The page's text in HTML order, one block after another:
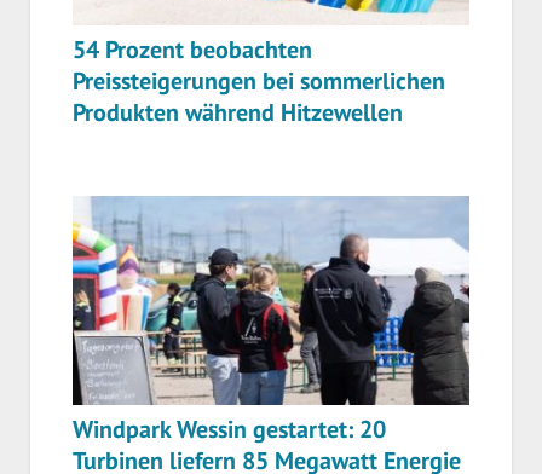
54 Prozent beobachten
Preissteigerungen bei sommerlichen
Produkten während Hitzewellen
Windpark Wessin gestartet: 20
Turbinen liefern 85 Megawatt Energie